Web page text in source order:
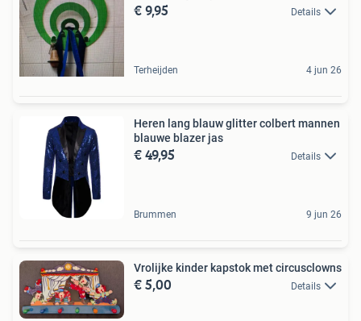
€ 9,95 Details
Terheijden 4 jun 26
Heren lang blauw glitter colbert mannen
blauwe blazer jas
€ 49,95 Details
Brummen 9 jun 26
Vrolijke kinder kapstok met circusclowns
€ 5,00 Details